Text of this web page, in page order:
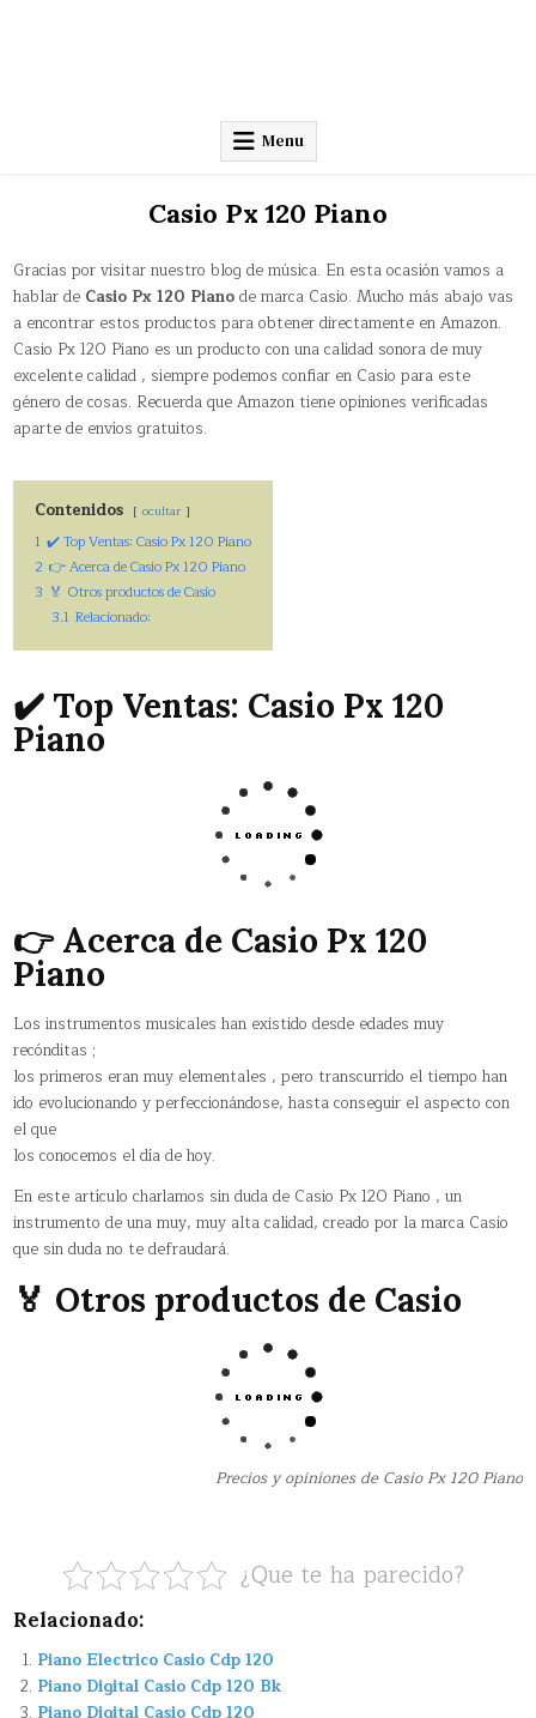
Menu
Casio Px 120 Piano
Gracias por visitar nuestro blog de música. En esta ocasión vamos a
hablar de Casio Px 120 Pianode marca Casio. Mucho más abajo vas
a encontrar estos productos para obtener directamente en Amazon.
Casio Px 120 Piano es un producto con una calidad sonora de muy
excelente calidad , siempre podemos confiar en Casio para este
género de cosas. Recuerda que Amazon tiene opiniones verificadas
aparte de envíos gratuitos.
Contenidos ocultar
1 ✔️ Top Ventas: Casio Px 120 Piano
2 👉 Acerca de Casio Px 120 Piano
3 🏅 Otros productos de Casio
3.1 Relacionado:
✔️ Top Ventas: Casio Px 120
Piano
👉 Acerca de Casio Px 120
Piano
Los instrumentos musicales han existido desde edades muy
recónditas ;
los primeros eran muy elementales , pero transcurrido el tiempo han
ido evolucionando y perfeccionándose, hasta conseguir el aspecto con
el que
los conocemos el día de hoy.
En este artículo charlamos sin duda de Casio Px 120 Piano , un
instrumento de una muy, muy alta calidad, creado por la marca Casio
que sin duda no te defraudará.
🏅 Otros productos de Casio
Precios y opiniones de Casio Px 120 Piano
¿Que te ha parecido?
Relacionado:
Piano Electrico Casio Cdp 120
Piano Digital Casio Cdp 120 Bk
Piano Digital Casio Cdp 120